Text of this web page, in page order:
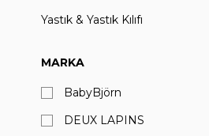
Yastık & Yastık Kılıfı
MARKA
BabyBjörn
DEUX LAPINS